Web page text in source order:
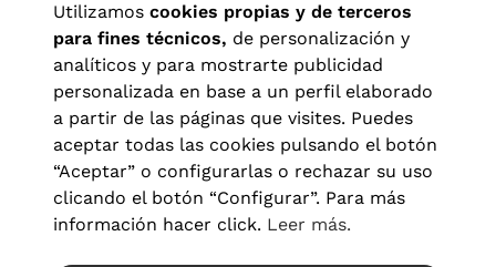
Aviso legal| Política de privacidad Términos y condiciones
Política de cookies|Configuración de cookies
Utilizamos cookies propias y de terceros
para fines técnicos, de personalización y
analíticos y para mostrarte publicidad
personalizada en base a un perfil elaborado
a partir de las páginas que visites. Puedes
aceptar todas las cookies pulsando el botón
“Aceptar” o configurarlas o rechazar su uso
clicando el botón “Configurar”. Para más
información hacer click. Leer más.